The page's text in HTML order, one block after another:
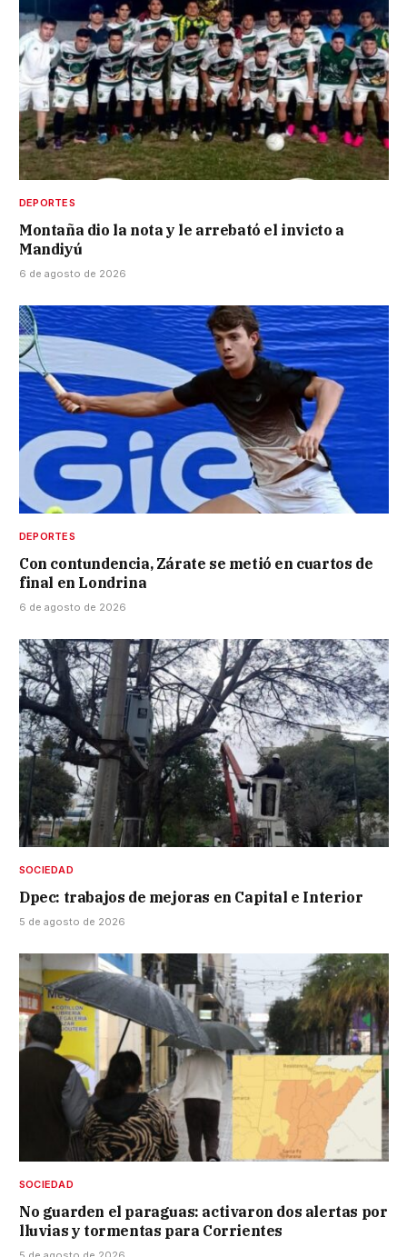
DEPORTES
Montaña dio la nota y le arrebató el invicto a
Mandiyú
6 de agosto de 2026
DEPORTES
Con contundencia, Zárate se metió en cuartos de
final en Londrina
6 de agosto de 2026
SOCIEDAD
Dpec: trabajos de mejoras en Capital e Interior
5 de agosto de 2026
SOCIEDAD
No guarden el paraguas: activaron dos alertas por
lluvias y tormentas para Corrientes